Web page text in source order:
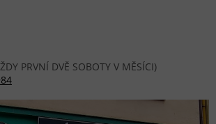
PRVNÍ DVĚ SOBOTY V MĚSÍCI)